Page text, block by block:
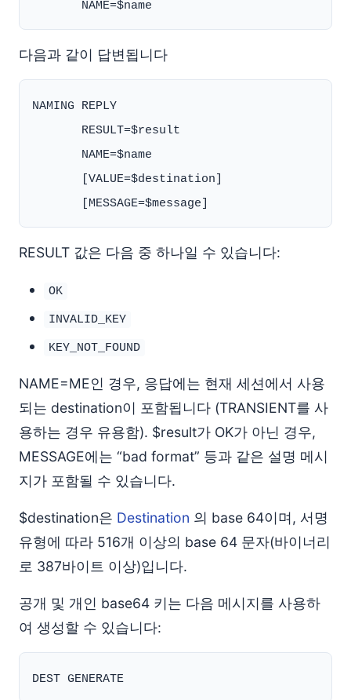
다음과 같이 답변됩니다
NAMING REPLY
       RESULT=$result
       NAME=$name
       [VALUE=$destination]
RESULT 값은 다음 중 하나일 수 있습니다:
OK
INVALID_KEY
KEY_NOT_FOUND
NAME=ME인 경우, 응답에는 현재 세션에서 사용
되는 destination이 포함됩니다 (TRANSIENT를 사
용하는 경우 유용함). $result가 OK가 아닌 경우,
MESSAGE에는 “bad format” 등과 같은 설명 메시
지가 포함될 수 있습니다.
$destination은 Destination 의 base 64이며, 서명
유형에 따라 516개 이상의 base 64 문자(바이너리
로 387바이트 이상)입니다.
공개 및 개인 base64 키는 다음 메시지를 사용하
여 생성할 수 있습니다: